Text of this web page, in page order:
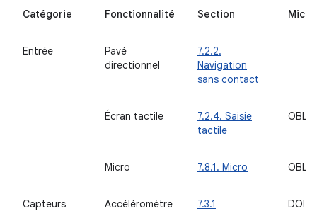
Catégorie Fonctionnalité Section
Entrée
Pavé
directionnel
7.2.2.
Navigation
sans contact
Écran tactile
7.2.4. Saisie
tactile
Micro 7.8.1. Micro
Capteurs Accéléromètre
7.3.1
DOIT